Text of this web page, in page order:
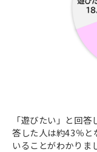
「遊びたい」と回
答した人は約43％と
いることがわかりま